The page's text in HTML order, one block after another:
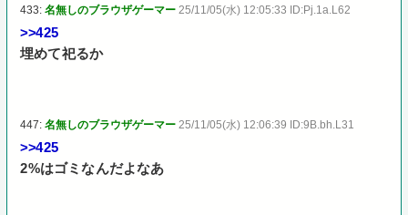
433:名無しのブラウザゲーマー 25/11/05(水) 12:05:33 ID:Pj.1a.L62
>>425
埋めて祀るか
447:名無しのブラウザゲーマー 25/11/05(水) 12:06:39 ID:9B.bh.L31
>>425
2%はゴミなんだよなあ